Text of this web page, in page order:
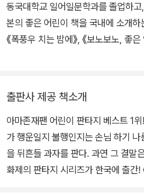
동국대학교 일어일문학과를 졸업하
본의 좋은 어린이 책을 국내에 소개
《폭풍우 치는 밤에》, 《보노보노, 좋
출판사 제공 책소개
아마존재팬 어린이 판타지 베스트 1위! 85
가 행운일지 불행인지는 손님 하기 나름이지요.” 오늘도 손님의 운명
을 뒤흔들 과자를 판다. 과연 그 결말은 천국일까, 지옥일까? ■ 일본
화제의 판타지 시리즈가 한국에 출간!